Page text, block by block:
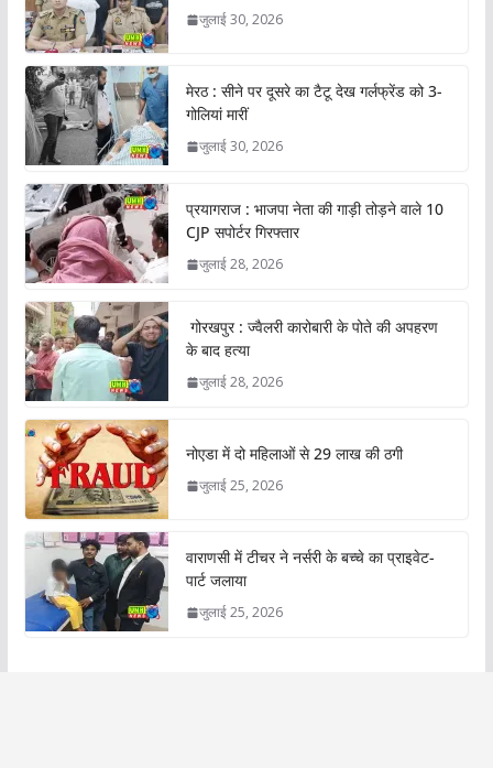
जुलाई 30, 2026
मेरठ : सीने पर दूसरे का टैटू देख गर्लफ्रेंड को 3-
गोलियां मारीं
जुलाई 30, 2026
प्रयागराज : भाजपा नेता की गाड़ी तोड़ने वाले 10
CJP सपोर्टर गिरफ्तार
जुलाई 28, 2026
गोरखपुर : ज्वैलरी कारोबारी के पोते की अपहरण
के बाद हत्या
जुलाई 28, 2026
नोएडा में दो महिलाओं से 29 लाख की ठगी
जुलाई 25, 2026
वाराणसी में टीचर ने नर्सरी के बच्चे का प्राइवेट-
पार्ट जलाया
जुलाई 25, 2026